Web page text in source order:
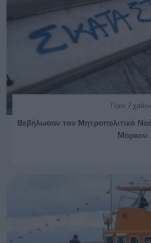
Πριν 7
Βεβήλωσαν τον Μητροπολιτικό
Μάρκου